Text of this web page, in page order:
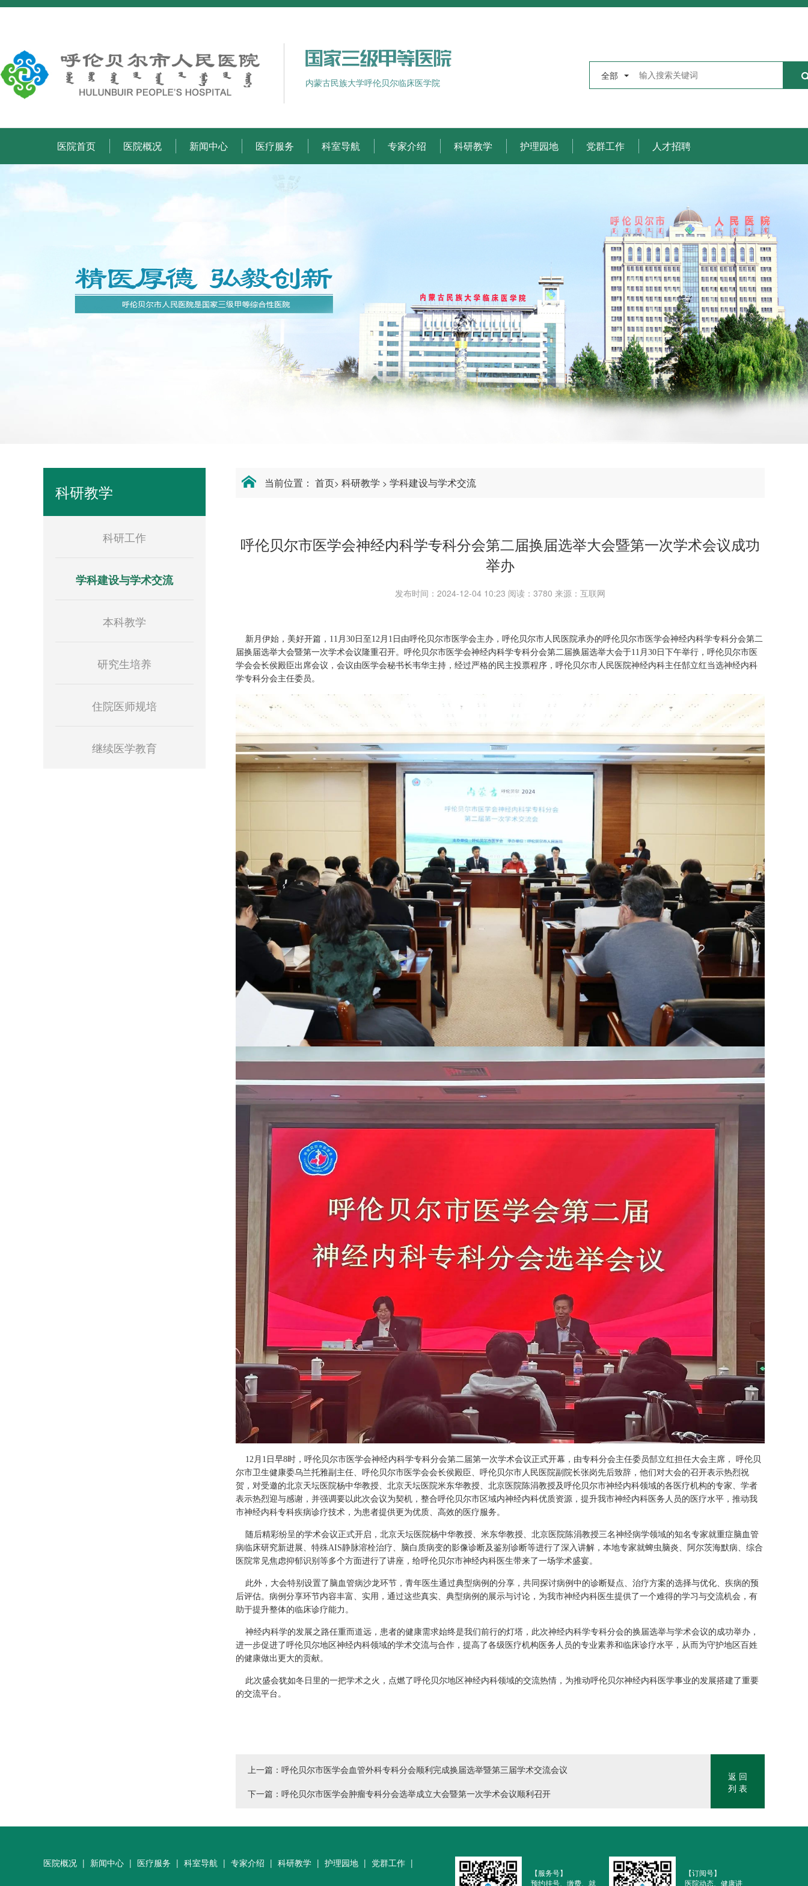
内蒙古民族大学呼伦贝尔临床医学院
全部
医院首页 医院概况 新闻中心 医疗服务 科室导航 专家介绍 科研教学 护理园地 党群工作 人才招聘
科研教学
科研工作
学科建设与学术交流
本科教学
研究生培养
住院医师规培
继续医学教育
当前位置： 首页> 科研教学 > 学科建设与学术交流
呼伦贝尔市医学会神经内科学专科分会第二届换届选举大会暨第一次学术会议成功
举办
发布时间：2024-12-04 10:23 阅读：3780 来源：互联网
新月伊始，美好开篇，11月30日至12月1日由呼伦贝尔市医学会主办，呼伦贝尔市人民医院承办的呼伦贝尔市医学会神经内科学专科分会第二
届换届选举大会暨第一次学术会议隆重召开。呼伦贝尔市医学会神经内科学专科分会第二届换届选举大会于11月30日下午举行，呼伦贝尔市医
学会会长侯殿臣出席会议，会议由医学会秘书长韦华主持，经过严格的民主投票程序，呼伦贝尔市人民医院神经内科主任郜立红当选神经内科
学专科分会主任委员。
12月1日早8时，呼伦贝尔市医学会神经内科学专科分会第二届第一次学术会议正式开幕，由专科分会主任委员郜立红担任大会主席， 呼伦贝
尔市卫生健康委乌兰托雅副主任、呼伦贝尔市医学会会长侯殿臣、呼伦贝尔市人民医院副院长张岗先后致辞，他们对大会的召开表示热烈祝
贺，对受邀的北京天坛医院杨中华教授、北京天坛医院米东华教授、北京医院陈涓教授及呼伦贝尔市神经内科领域的各医疗机构的专家、学者
表示热烈迎与感谢，并强调要以此次会议为契机，整合呼伦贝尔市区域内神经内科优质资源，提升我市神经内科医务人员的医疗水平，推动我
市神经内科专科疾病诊疗技术，为患者提供更为优质、高效的医疗服务。
随后精彩纷呈的学术会议正式开启，北京天坛医院杨中华教授、米东华教授、北京医院陈涓教授三名神经病学领域的知名专家就重症脑血管
病临床研究新进展、特殊AIS静脉溶栓治疗、脑白质病变的影像诊断及鉴别诊断等进行了深入讲解，本地专家就蜱虫脑炎、阿尔茨海默病、综合
医院常见焦虑抑郁识别等多个方面进行了讲座，给呼伦贝尔市神经内科医生带来了一场学术盛宴。
此外，大会特别设置了脑血管病沙龙环节，青年医生通过典型病例的分享，共同探讨病例中的诊断疑点、治疗方案的选择与优化、疾病的预
后评估。病例分享环节内容丰富、实用，通过这些真实、典型病例的展示与讨论，为我市神经内科医生提供了一个难得的学习与交流机会，有
助于提升整体的临床诊疗能力。
神经内科学的发展之路任重而道远，患者的健康需求始终是我们前行的灯塔，此次神经内科学专科分会的换届选举与学术会议的成功举办，
进一步促进了呼伦贝尔地区神经内科领域的学术交流与合作，提高了各级医疗机构医务人员的专业素养和临床诊疗水平，从而为守护地区百姓
的健康做出更大的贡献。
此次盛会犹如冬日里的一把学术之火，点燃了呼伦贝尔地区神经内科领域的交流热情，为推动呼伦贝尔神经内科医学事业的发展搭建了重要
的交流平台。
上一篇：呼伦贝尔市医学会血管外科专科分会顺利完成换届选举暨第三届学术交流会议
下一篇：呼伦贝尔市医学会肿瘤专科分会选举成立大会暨第一次学术会议顺利召开
返 回
列 表
医院概况 | 新闻中心 | 医疗服务 | 科室导航 | 专家介绍 | 科研教学 | 护理园地 | 党群工作 |
【服务号】
预约挂号、缴费、就
【订阅号】
医院动态、健康讲